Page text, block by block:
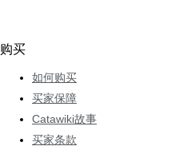
购买
如何购买
买家保障
Catawiki故事
买家条款